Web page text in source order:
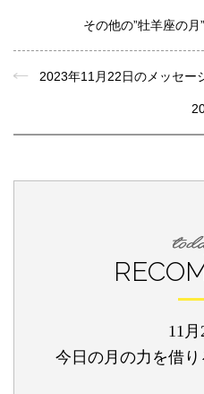
その他の”牡羊座の
2023年11月22日のメッセー
11月
今日の月の力を借